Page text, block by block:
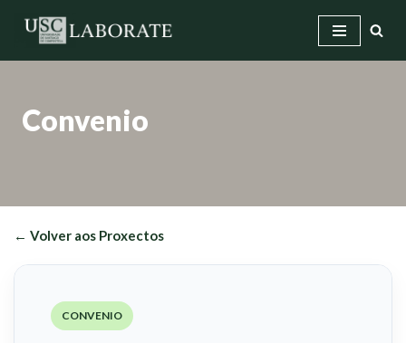
Saltar
Convenio
← Volver aos Proxectos
CONVENIO